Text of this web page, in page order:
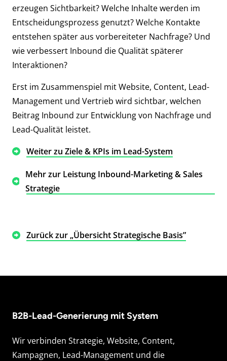
erzeugen Sichtbarkeit? Welche Inhalte werden im
Entscheidungsprozess genutzt? Welche Kontakte
entstehen später aus vorbereiteter Nachfrage? Und
wie verbessert Inbound die Qualität späterer
Interaktionen?
Erst im Zusammenspiel mit Website, Content, Lead-
Management und Vertrieb wird sichtbar, welchen
Beitrag Inbound zur Entwicklung von Nachfrage und
Lead-Qualität leistet.
Weiter zu Ziele & KPIs im Lead-System
Mehr zur Leistung Inbound-Marketing & Sales
Strategie
Zurück zur „Übersicht Strategische Basis”
B2B-Lead-Generierung mit System
Wir verbinden Strategie, Website, Content,
Kampagnen, Lead-Management und die